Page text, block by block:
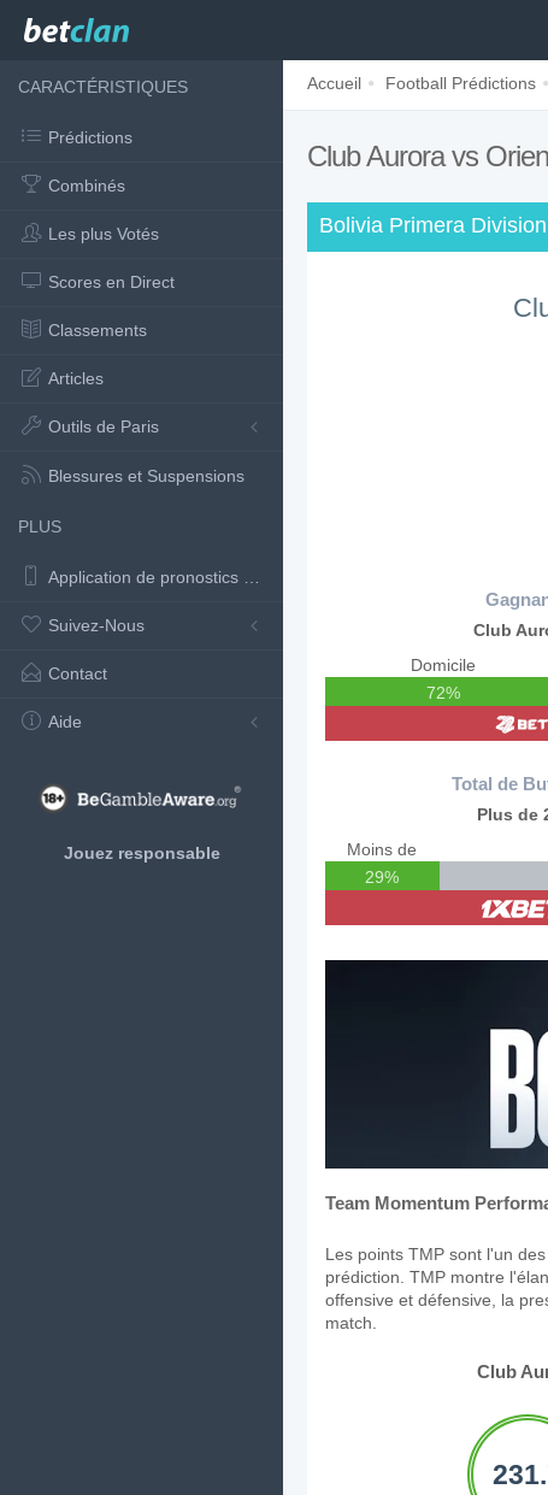
CARACTÉRISTIQUES
Prédictions
Combinés
Les plus Votés
Scores en Direct
Classements
Articles
Outils de Paris
Blessures et Suspensions
PLUS
Application de pronostics de football
Suivez-Nous
Contact
Aide
Jouez responsable
Accueil Football Prédictions
Club Aurora vs
Bolivia Primera
Club
Domicile
72%
Total de
Plus de
Moins de
29%
Team Momentum
Les points TMP sont l'un
prédiction. TMP montre
offensive et défensive, la
match.
Club